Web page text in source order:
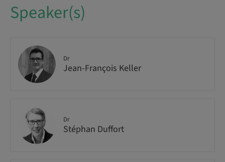
Speaker(s)
Dr
Jean-François Keller
Dr
Stéphan Duffort